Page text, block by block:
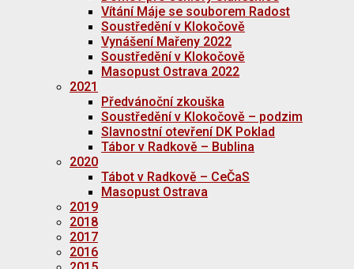
Vítání Máje se souborem Radost
Soustředění v Klokočově
Vynášení Mařeny 2022
Soustředění v Klokočově
Masopust Ostrava 2022
2021
Předvánoční zkouška
Soustředění v Klokočově – podzim
Slavnostní otevření DK Poklad
Tábor v Radkově – Bublina
2020
Tábot v Radkově – CeČaS
Masopust Ostrava
2019
2018
2017
2016